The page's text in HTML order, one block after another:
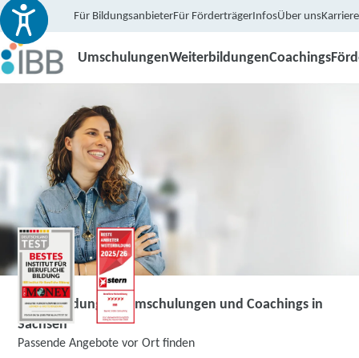
Für BildungsanbieterFür FörderträgerInfosÜber unsKarriere
UmschulungenWeiterbildungenCoachings
Weiterbildungen, Umschulungen und Coachings in
Sachsen
Passende Angebote vor Ort finden